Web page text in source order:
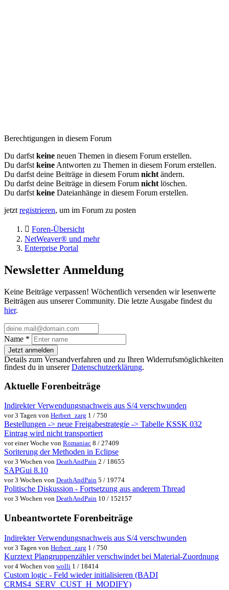
Berechtigungen in diesem Forum
Du darfst keine neuen Themen in diesem Forum erstellen.
Du darfst keine Antworten zu Themen in diesem Forum erstellen.
Du darfst deine Beiträge in diesem Forum nicht ändern.
Du darfst deine Beiträge in diesem Forum nicht löschen.
Du darfst keine Dateianhänge in diesem Forum erstellen.
jetzt registrieren, um im Forum zu posten
Foren-Übersicht
NetWeaver® und mehr
Enterprise Portal
Newsletter Anmeldung
Keine Beiträge verpassen! Wöchentlich versenden wir lesenwerte
Beiträgen aus unserer Community. Die letzte Ausgabe findest du
hier.
Name *
Jetzt anmelden
Details zum Versandverfahren und zu Ihren Widerrufsmöglichkeiten
findest du in unsererDatenschutzerklärung.
Aktuelle Forenbeiträge
Indirekter Verwendungsnachweis aus S/4 verschwunden
vor 3 Tagen von Herbert_zarg 1 / 750
Bestellungen -> neue Freigabestrategie -> Tabelle KSSK 032
Eintrag wird nicht transportiert
vor einer Woche von Romaniac 8 / 27409
Soriterung der Methoden in Eclipse
vor 3 Wochen von DeathAndPain 2 / 18655
SAPGui 8.10
vor 3 Wochen von DeathAndPain 5 / 19774
Politische Diskussion - Fortsetzung aus anderem Thread
vor 3 Wochen von DeathAndPain 10 / 152157
Unbeantwortete Forenbeiträge
Indirekter Verwendungsnachweis aus S/4 verschwunden
vor 3 Tagen von Herbert_zarg 1 / 750
Kurztext Plangruppenzähler verschwindet bei Material-Zuordnung
vor 4 Wochen von wolli 1 / 18414
Custom logic - Feld wieder initialisieren (BADI
CRMS4_SERV_CUST_H_MODIFY)